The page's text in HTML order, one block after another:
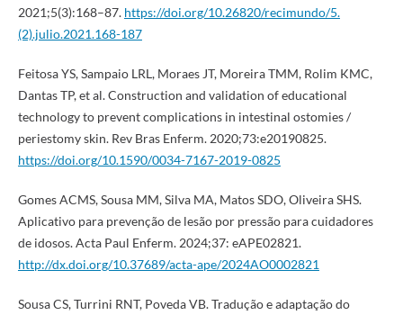
2021;5(3):168–87. https://doi.org/10.26820/recimundo/5.
(2).julio.2021.168-187
Feitosa YS, Sampaio LRL, Moraes JT, Moreira TMM, Rolim KMC,
Dantas TP, et al. Construction and validation of educational
technology to prevent complications in intestinal ostomies /
periestomy skin. Rev Bras Enferm. 2020;73:e20190825.
https://doi.org/10.1590/0034-7167-2019-0825
Gomes ACMS, Sousa MM, Silva MA, Matos SDO, Oliveira SHS.
Aplicativo para prevenção de lesão por pressão para cuidadores
de idosos. Acta Paul Enferm. 2024;37: eAPE02821.
http://dx.doi.org/10.37689/acta-ape/2024AO0002821
Sousa CS, Turrini RNT, Poveda VB. Tradução e adaptação do